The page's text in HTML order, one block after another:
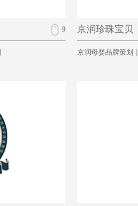
9 京润珍珠宝贝
京润母婴品牌策划